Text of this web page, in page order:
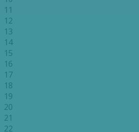
11
12
13
14
15
16
17
18
19
20
21
22